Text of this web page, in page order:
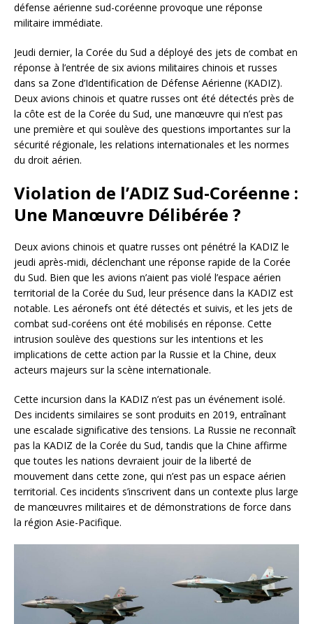
défense aérienne sud-coréenne provoque une réponse
militaire immédiate.
Jeudi dernier, la Corée du Sud a déployé des jets de combat en
réponse à l’entrée de six avions militaires chinois et russes
dans sa Zone d’Identification de Défense Aérienne (KADIZ).
Deux avions chinois et quatre russes ont été détectés près de
la côte est de la Corée du Sud, une manœuvre qui n’est pas
une première et qui soulève des questions importantes sur la
sécurité régionale, les relations internationales et les normes
du droit aérien.
Violation de l’ADIZ Sud-Coréenne :
Une Manœuvre Délibérée ?
Deux avions chinois et quatre russes ont pénétré la KADIZ le
jeudi après-midi, déclenchant une réponse rapide de la Corée
du Sud. Bien que les avions n’aient pas violé l’espace aérien
territorial de la Corée du Sud, leur présence dans la KADIZ est
notable. Les aéronefs ont été détectés et suivis, et les jets de
combat sud-coréens ont été mobilisés en réponse. Cette
intrusion soulève des questions sur les intentions et les
implications de cette action par la Russie et la Chine, deux
acteurs majeurs sur la scène internationale.
Cette incursion dans la KADIZ n’est pas un événement isolé.
Des incidents similaires se sont produits en 2019, entraînant
une escalade significative des tensions. La Russie ne reconnaît
pas la KADIZ de la Corée du Sud, tandis que la Chine affirme
que toutes les nations devraient jouir de la liberté de
mouvement dans cette zone, qui n’est pas un espace aérien
territorial. Ces incidents s’inscrivent dans un contexte plus large
de manœuvres militaires et de démonstrations de force dans
la région Asie-Pacifique.